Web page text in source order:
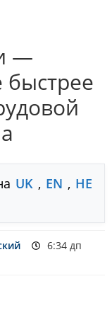
—
быстрее
UK , EN , HE
6:34 дп